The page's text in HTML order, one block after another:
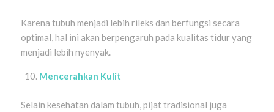
Karena tubuh menjadi lebih rileks dan berfungsi secara
optimal, hal ini akan berpengaruh pada kualitas tidur yang
menjadi lebih nyenyak.
Mencerahkan Kulit
Selain kesehatan dalam tubuh, pijat tradisional juga